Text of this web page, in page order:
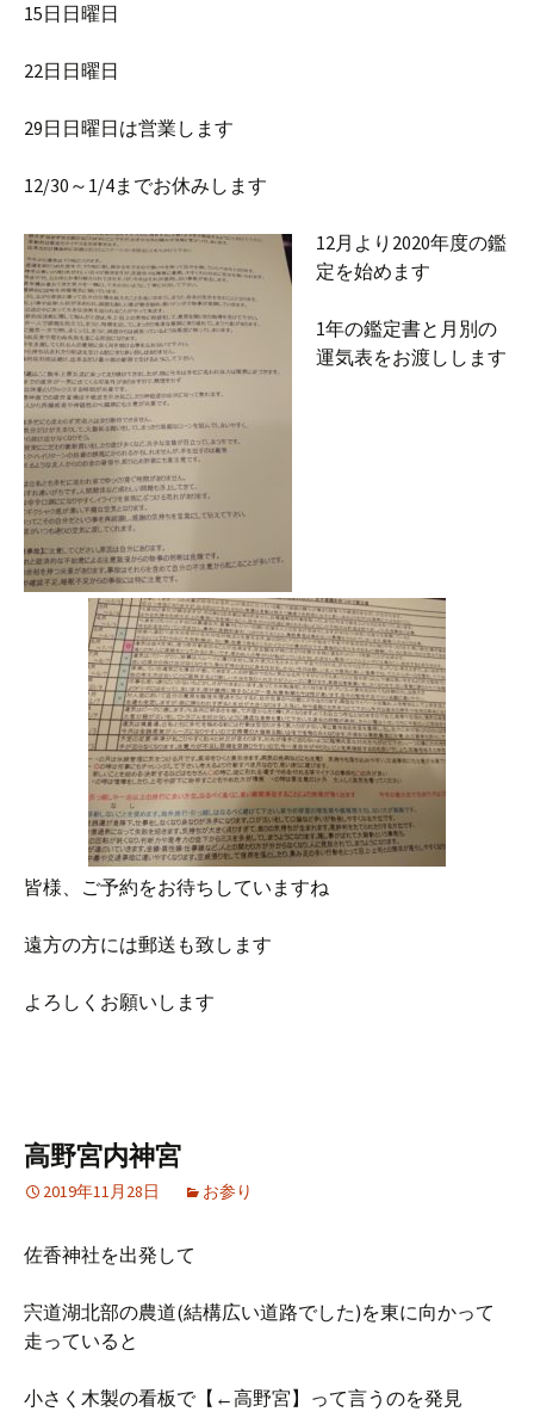
15日日曜日
22日日曜日
29日日曜日は営業します
12/30～1/4までお休みします
12月より2020年度の鑑
定を始めます
1年の鑑定書と月別の
運気表をお渡しします
皆様、ご予約をお待ちしていますね
遠方の方には郵送も致します
よろしくお願いします
高野宮内神宮
2019年11月28日 お参り
佐香神社を出発して
宍道湖北部の農道(結構広い道路でした)を東に向かって
走っていると
小さく木製の看板で【←高野宮】って言うのを発見